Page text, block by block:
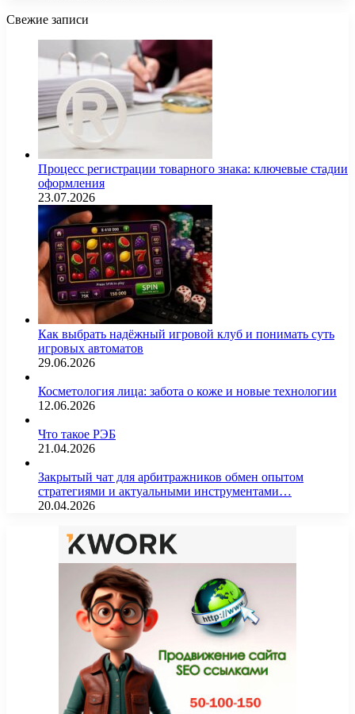
Свежие записи
Процесс регистрации товарного знака: ключевые стадии
оформления
23.07.2026
Как выбрать надёжный игровой клуб и понимать суть
игровых автоматов
29.06.2026
Косметология лица: забота о коже и новые технологии
12.06.2026
Что такое РЭБ
21.04.2026
Закрытый чат для арбитражников обмен опытом
стратегиями и актуальными инструментами…
20.04.2026